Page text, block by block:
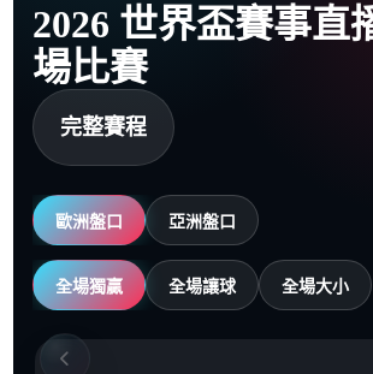
2026 世界盃賽事直
場比賽
完整賽程
歐洲盤口 亞洲盤口
全場獨贏 全場讓球 全場大小